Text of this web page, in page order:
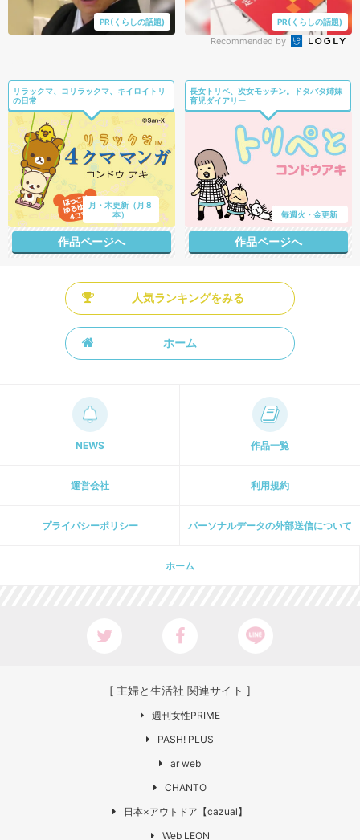
PR(くらしの話題) PR(くらしの話題)
Recommended by
リラックマ、コリラックマ、キイロイトリ
の日常
月・木更新（月８
本）
作品ページへ
長女トリペ、次女モッチン。ドタバタ姉妹
育児ダイアリー
毎週火・金更新
作品ページへ
人気ランキングをみる
ホーム
NEWS 作品一覧
運営会社 利用規約
プライパシーポリシー パーソナルデータの外部送信について
ホーム
[ 主婦と生活社 関連サイト ]
週刊女性PRIME
PASH! PLUS
ar web
CHANTO
日本×アウトドア【cazual】
Web LEON